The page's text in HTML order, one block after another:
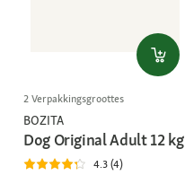
2 Verpakkingsgroottes
BOZITA
Dog Original Adult 12 kg
4.3 (4)